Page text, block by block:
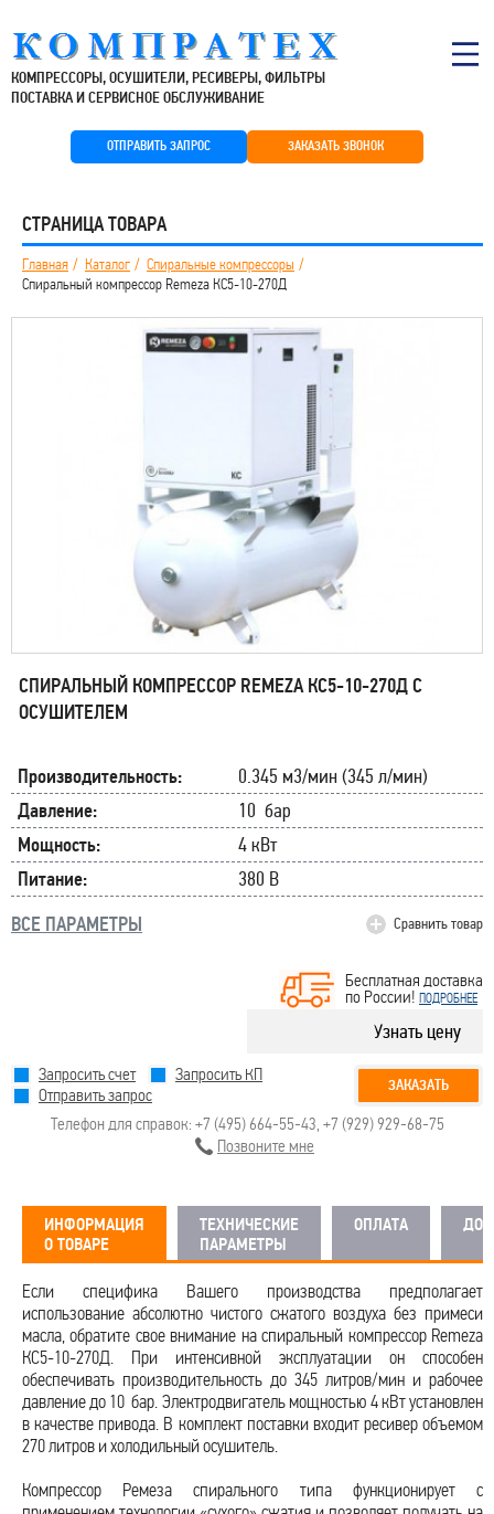
КОМПРЕССОРЫ, ОСУШИТЕЛИ, РЕСИВЕРЫ, ФИЛЬТРЫ
ПОСТАВКА И СЕРВИСНОЕ ОБСЛУЖИВАНИЕ
ОТПРАВИТЬ ЗАПРОС ЗАКАЗАТЬ ЗВОНОК
СТРАНИЦА ТОВАРА
Главная Каталог
Спиральные компрессоры
Спиральный компрессор Remeza КС5-10-270Д
СПИРАЛЬНЫЙ КОМПРЕССОР REMEZA КС5-10-270Д С
ОСУШИТЕЛЕМ
Производительность:
0.345 м3/мин (345 л/мин)
Давление:
10 бар
Мощность:
4 кВт
Питание:
380 В
ВСЕ ПАРАМЕТРЫ
Сравнить товар
Бесплатная доставка
по России! ПОДРОБНЕЕ
Узнать цену
Запросить счет
Запросить КП
Отправить запрос
ЗАКАЗАТЬ
Телефон для справок: +7 (495) 664-55-43 +7 (929) 929-68-75
Позвоните мне
ИНФОРМАЦИЯ
О ТОВАРЕ
ТЕХНИЧЕСКИЕ
ПАРАМЕТРЫ
ОПЛАТА
Если специфика Вашего производства предполагает
использование абсолютно чистого сжатого воздуха без примеси
масла, обратите свое внимание на спиральный компрессор Remeza
КС5-10-270Д. При интенсивной эксплуатации он способен
обеспечивать производительность до 345 литров/мин и рабочее
давление до 10 бар. Электродвигатель мощностью 4 кВт установлен
в качестве привода. В комплект поставки входит ресивер объемом
270 литров и холодильный осушитель.
Компрессор Ремеза спирального типа функционирует с